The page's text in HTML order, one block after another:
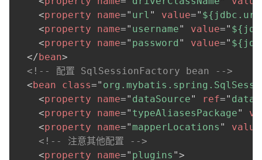
<property name=" url " value="
<property name=" username" value="
<property name=" password " value="
</ bean>
<!-- 配置 SqlSessionFactory bean -->
< bean class="
<property name=" dataSource" ref="
<property name=" typeAliasesPackage"
<property name=" mapperLocations " value
<!-- 注意其他配置 -->
<property name=" plugins ">